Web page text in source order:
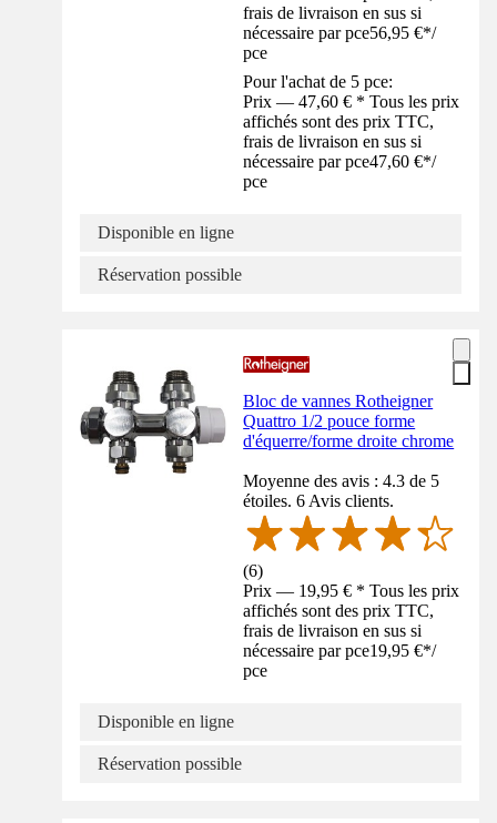
frais de livraison en sus si
nécessaire par pce56,95 €*/
pce
Pour l'achat de 5 pce:
Prix — 47,60 € * Tous les prix
affichés sont des prix TTC,
frais de livraison en sus si
nécessaire par pce47,60 €*/
pce
Disponible en ligne
Réservation possible
Bloc de vannes Rotheigner
Quattro 1/2 pouce forme
d'équerre/forme droite chrome
Moyenne des avis : 4.3 de 5
étoiles. 6 Avis clients.
(6)
Prix — 19,95 € * Tous les prix
affichés sont des prix TTC,
frais de livraison en sus si
nécessaire par pce19,95 €*/
pce
Disponible en ligne
Réservation possible